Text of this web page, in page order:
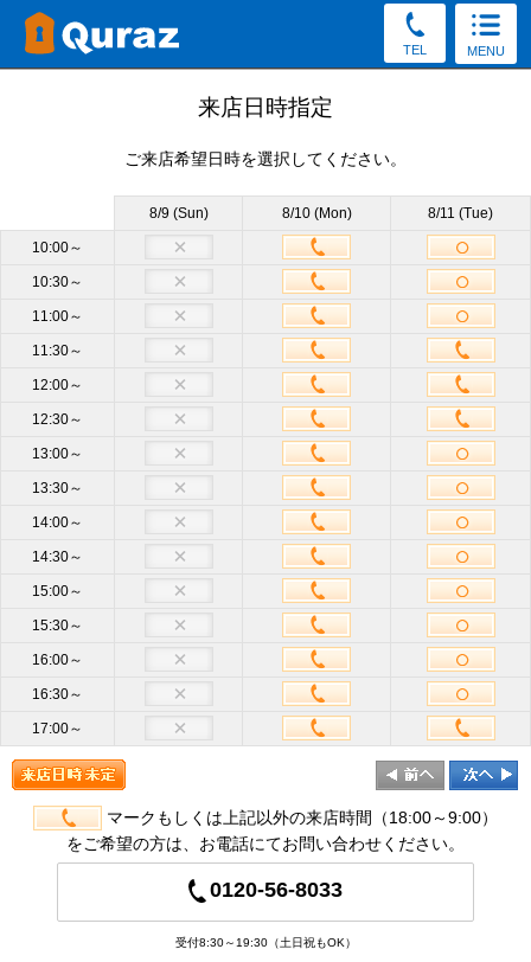
TEL MENU
見学予約
キャンセルOK）
お電話でもご質問・ご来店予約を承っております。
0120-56-8033
受付8:30～19:30（土日祝もOK）
サイズ 他のサイズも見学OK
来店日時 来店日時選択
須
携帯電話
ハイフン不要
メールア
ドレス必
須
半角英数
※クリックすると追加の項目が表示され
来店日時指定
ご来店希望日時を選択してください。
8/9 (Sun) 8/10 (Mon) 8/11 (Tue)
10:00～
10:30～
11:00～
11:30～
12:00～
12:30～
13:00～
13:30～
14:00～
14:30～
15:00～
15:30～
16:00～
16:30～
17:00～
マークもしくは上記以外の来店時間（18:00～9:00）
をご希望の方は、お電話にてお問い合わせください。
0120-56-8033
受付8:30～19:30（土日祝もOK）